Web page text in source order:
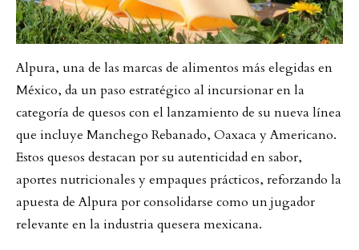
Alpura, una de las marcas de alimentos más elegidas en
México, da un paso estratégico al incursionar en la
categoría de quesos con el lanzamiento de su nueva línea
que incluye Manchego Rebanado, Oaxaca y Americano.
Estos quesos destacan por su autenticidad en sabor,
aportes nutricionales y empaques prácticos, reforzando la
apuesta de Alpura por consolidarse como un jugador
relevante en la industria quesera mexicana.